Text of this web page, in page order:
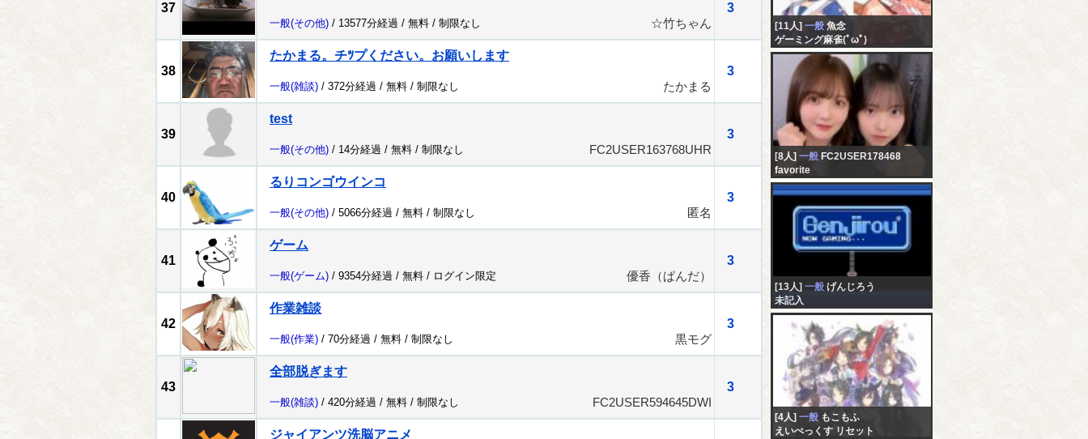
37
3
一般(その他) / 13577分経過 / 無料 / 制限なし ☆竹ちゃん
38
たかまる。チﾂプください。お願いします
3
一般(雑談) / 372分経過 / 無料 / 制限なし たかまる
39
test
3
一般(その他) / 14分経過 / 無料 / 制限なし FC2USER163768UHR
40
るりコンゴウインコ
3
一般(その他) / 5066分経過 / 無料 / 制限なし 匿名
41
ゲーム
3
一般(ゲーム) / 9354分経過 / 無料 / ログイン限定 優香（ぱんだ）
42
作業雑談
3
一般(作業) / 70分経過 / 無料 / 制限なし 黒モグ
43
全部脱ぎます
3
一般(雑談) / 420分経過 / 無料 / 制限なし FC2USER594645DWI
ジャイアンツ洗脳アニメ
[11人] 一般 魚念
ゲーミング麻雀(ﾟωﾟ)
[8人] 一般 FC2USER178468
favorite
[13人] 一般 げんじろう
未記入
[4人] 一般 もこもふ
えいぺっくす リセット